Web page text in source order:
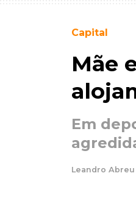
Capital
Mãe
Em
Leandro Abreu